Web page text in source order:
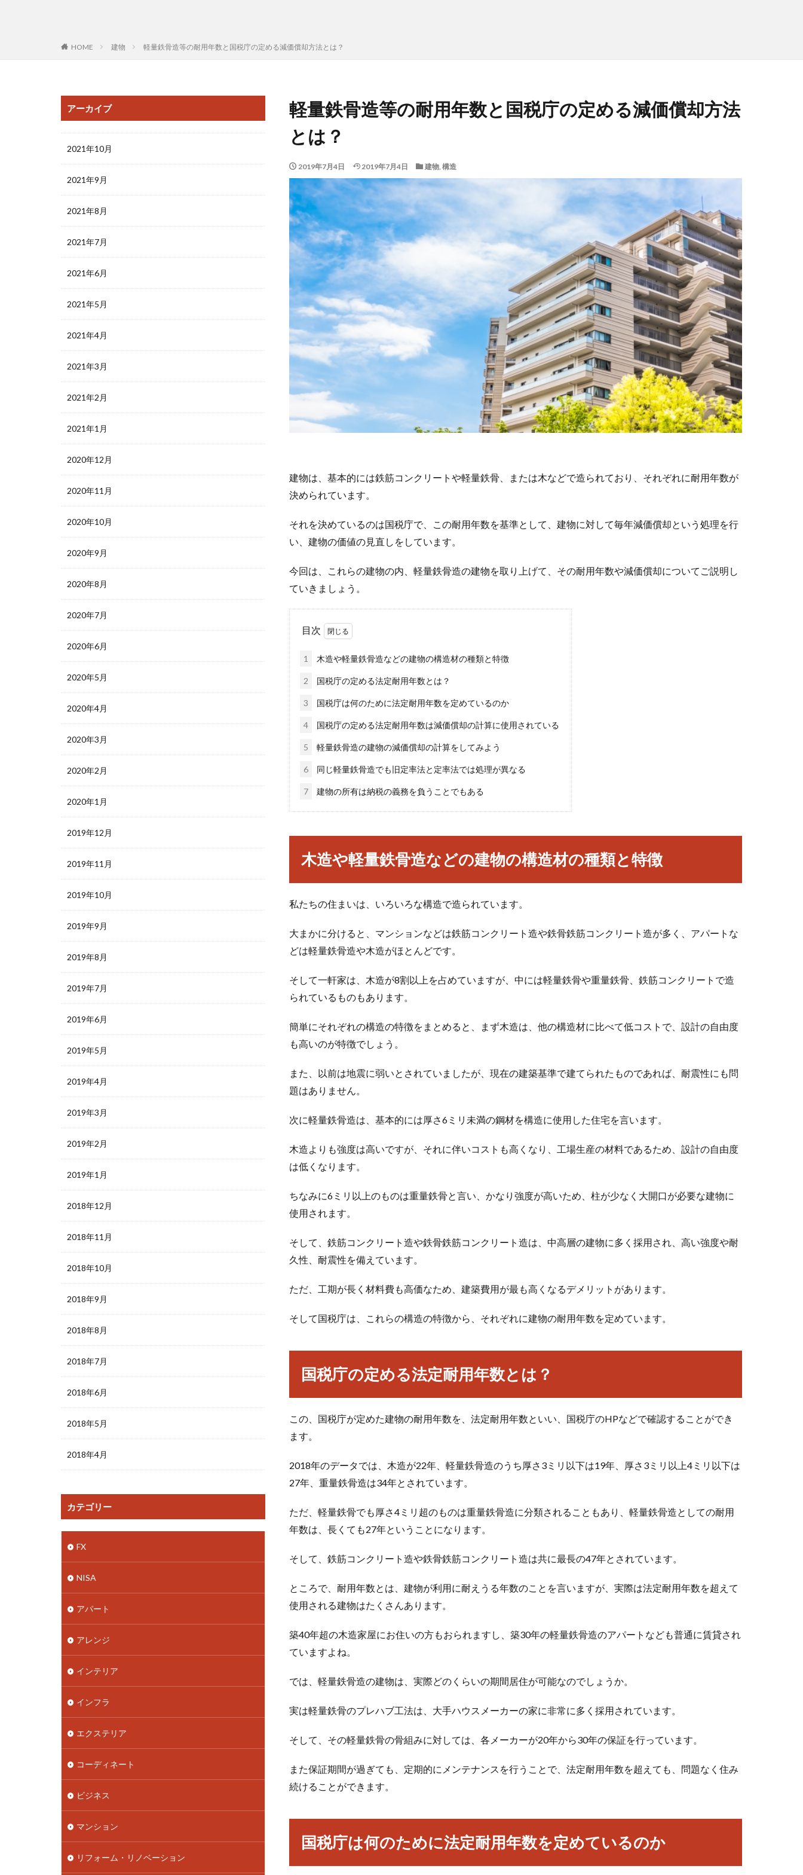
HOME 建物 軽量鉄骨造等の耐用年数と国税庁の定める減価償却方法とは？
軽量鉄骨造等の耐用年数と国税庁の定める減価償却方法
とは？
2019年7月4日 2019年7月4日 建物, 構造
建物は、基本的には鉄筋コンクリートや軽量鉄骨、または木などで造られており、それぞれに耐用年数が
決められています。
それを決めているのは国税庁で、この耐用年数を基準として、建物に対して毎年減価償却という処理を行
い、建物の価値の見直しをしています。
今回は、これらの建物の内、軽量鉄骨造の建物を取り上げて、その耐用年数や減価償却についてご説明し
ていきましょう。
目次
1 木造や軽量鉄骨造などの建物の構造材の種類と特徴
2 国税庁の定める法定耐用年数とは？
3 国税庁は何のために法定耐用年数を定めているのか
4 国税庁の定める法定耐用年数は減価償却の計算に使用されている
5 軽量鉄骨造の建物の減価償却の計算をしてみよう
6 同じ軽量鉄骨造でも旧定率法と定率法では処理が異なる
7 建物の所有は納税の義務を負うことでもある
木造や軽量鉄骨造などの建物の構造材の種類と特徴
私たちの住まいは、いろいろな構造で造られています。
大まかに分けると、マンションなどは鉄筋コンクリート造や鉄骨鉄筋コンクリート造が多く、アパートな
どは軽量鉄骨造や木造がほとんどです。
そして一軒家は、木造が8割以上を占めていますが、中には軽量鉄骨や重量鉄骨、鉄筋コンクリートで造
られているものもあります。
簡単にそれぞれの構造の特徴をまとめると、まず木造は、他の構造材に比べて低コストで、設計の自由度
も高いのが特徴でしょう。
また、以前は地震に弱いとされていましたが、現在の建築基準で建てられたものであれば、耐震性にも問
題はありません。
次に軽量鉄骨造は、基本的には厚さ6ミリ未満の鋼材を構造に使用した住宅を言います。
木造よりも強度は高いですが、それに伴いコストも高くなり、工場生産の材料であるため、設計の自由度
は低くなります。
ちなみに6ミリ以上のものは重量鉄骨と言い、かなり強度が高いため、柱が少なく大開口が必要な建物に
使用されます。
そして、鉄筋コンクリート造や鉄骨鉄筋コンクリート造は、中高層の建物に多く採用され、高い強度や耐
久性、耐震性を備えています。
ただ、工期が長く材料費も高価なため、建築費用が最も高くなるデメリットがあります。
そして国税庁は、これらの構造の特徴から、それぞれに建物の耐用年数を定めています。
国税庁の定める法定耐用年数とは？
この、国税庁が定めた建物の耐用年数を、法定耐用年数といい、国税庁のHPなどで確認することができ
ます。
2018年のデータでは、木造が22年、軽量鉄骨造のうち厚さ3ミリ以下は19年、厚さ3ミリ以上4ミリ以下は
27年、重量鉄骨造は34年とされています。
ただ、軽量鉄骨でも厚さ4ミリ超のものは重量鉄骨造に分類されることもあり、軽量鉄骨造としての耐用
年数は、長くても27年ということになります。
そして、鉄筋コンクリート造や鉄骨鉄筋コンクリート造は共に最長の47年とされています。
ところで、耐用年数とは、建物が利用に耐えうる年数のことを言いますが、実際は法定耐用年数を超えて
使用される建物はたくさんあります。
築40年超の木造家屋にお住いの方もおられますし、築30年の軽量鉄骨造のアパートなども普通に賃貸され
ていますよね。
では、軽量鉄骨造の建物は、実際どのくらいの期間居住が可能なのでしょうか。
実は軽量鉄骨のプレハブ工法は、大手ハウスメーカーの家に非常に多く採用されています。
そして、その軽量鉄骨の骨組みに対しては、各メーカーが20年から30年の保証を行っています。
また保証期間が過ぎても、定期的にメンテナンスを行うことで、法定耐用年数を超えても、問題なく住み
続けることができます。
国税庁は何のために法定耐用年数を定めているのか
アーカイブ
2021年10月
2021年9月
2021年8月
2021年7月
2021年6月
2021年5月
2021年4月
2021年3月
2021年2月
2021年1月
2020年12月
2020年11月
2020年10月
2020年9月
2020年8月
2020年7月
2020年6月
2020年5月
2020年4月
2020年3月
2020年2月
2020年1月
2019年12月
2019年11月
2019年10月
2019年9月
2019年8月
2019年7月
2019年6月
2019年5月
2019年4月
2019年3月
2019年2月
2019年1月
2018年12月
2018年11月
2018年10月
2018年9月
2018年8月
2018年7月
2018年6月
2018年5月
2018年4月
カテゴリー
FX
NISA
アパート
アレンジ
インテリア
インフラ
エクステリア
コーディネート
ビジネス
マンション
リフォーム・リノベーション